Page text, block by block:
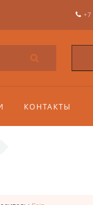
+7
КОНТАКТЫ